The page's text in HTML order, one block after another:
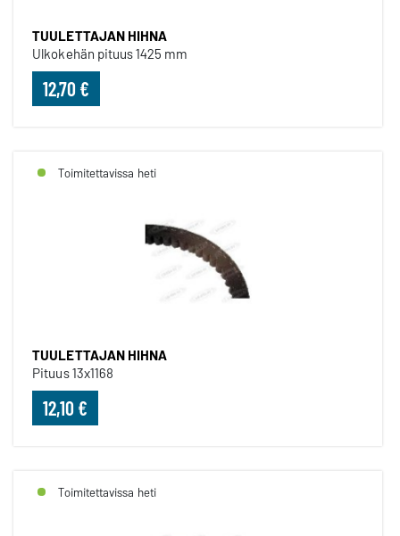
TUULETTAJAN HIHNA
Ulkokehän pituus 1425 mm
12,70 €
Toimitettavissa heti
TUULETTAJAN HIHNA
Pituus 13x1168
12,10 €
Toimitettavissa heti